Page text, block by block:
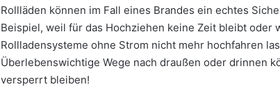
Rollläden können im Fall eines Brandes ein echtes
Beispiel, weil für das Hochziehen keine Zeit bleibt oder
Rollladensysteme ohne Strom nicht mehr hochfahren
Überlebenswichtige Wege nach draußen oder drinnen
versperrt bleiben!